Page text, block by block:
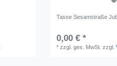
Tasse Sesamstraße
0,00 € *
*zzgl. ges. MwSt. zzgl.